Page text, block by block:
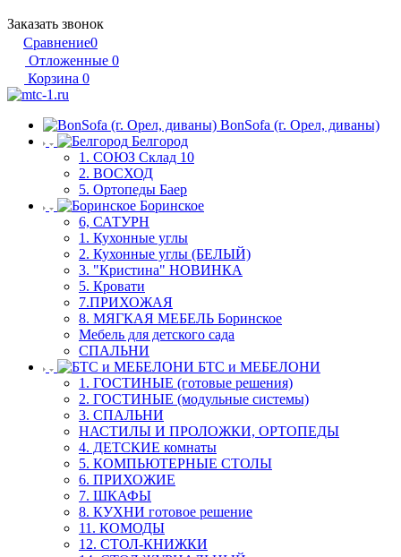
Заказать звонок
Сравнение0
Отложенные 0
Корзина 0
BonSofa (г. Орел, диваны)
Белгород
1. СОЮЗ Склад 10
2. ВОСХОД
5. Ортопеды Баер
Боринское
6, САТУРН
1. Кухонные углы
2. Кухонные углы (БЕЛЫЙ)
3. "Кристина" НОВИНКА
5. Кровати
7.ПРИХОЖАЯ
8. МЯГКАЯ МЕБЕЛЬ Боринское
Мебель для детского сада
СПАЛЬНИ
БТС и МЕБЕЛОНИ
1. ГОСТИНЫЕ (готовые решения)
2. ГОСТИНЫЕ (модульные системы)
3. СПАЛЬНИ
НАСТИЛЫ И ПРОЛОЖКИ, ОРТОПЕДЫ
4. ДЕТСКИЕ комнаты
5. КОМПЬЮТЕРНЫЕ СТОЛЫ
6. ПРИХОЖИЕ
7. ШКАФЫ
8. КУХНИ готовое решение
11. КОМОДЫ
12. СТОЛ-КНИЖКИ